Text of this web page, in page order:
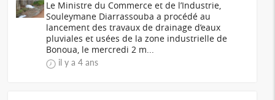
Le Ministre du Commerce et de l’Industrie,
Souleymane Diarrassouba a procédé au
lancement des travaux de drainage d’eaux
pluviales et usées de la zone industrielle de
Bonoua, le mercredi 2 m...
il y a 4 ans